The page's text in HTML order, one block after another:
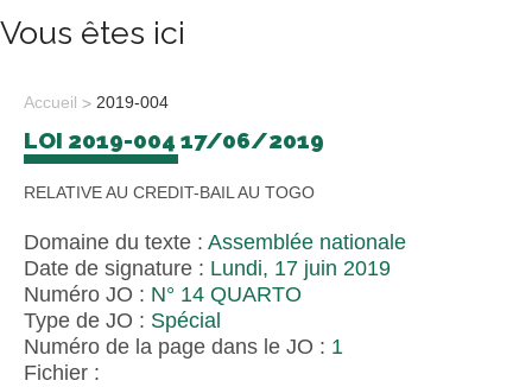
Vous êtes ici
Accueil 2019-004
LOI 2019-004 17/06/2019
RELATIVE AU CREDIT-BAIL AU TOGO
Domaine du texte : Assemblée nationale
Date de signature : Lundi, 17 juin 2019
Numéro JO : N° 14 QUARTO
Type de JO : Spécial
Numéro de la page dans le JO : 1
Fichier :